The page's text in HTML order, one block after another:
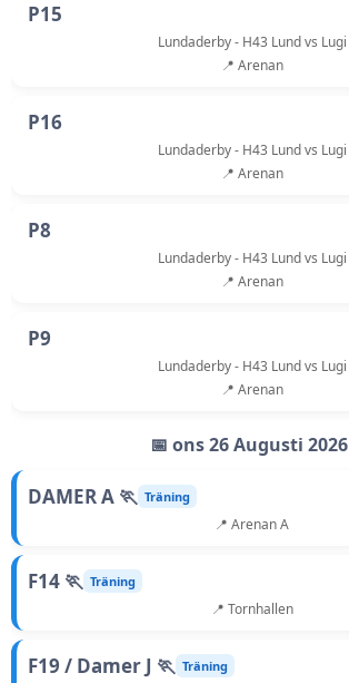
P15
Lundaderby - H43 Lund vs Lugi
📍 Arenan
P16
Lundaderby - H43 Lund vs Lugi
📍 Arenan
P8
Lundaderby - H43 Lund vs Lugi
📍 Arenan
P9
Lundaderby - H43 Lund vs Lugi
📍 Arenan
📅 ons 26 Augusti 2026
DAMER A 🏃 Träning
📍 Arenan A
F14 🏃 Träning
📍 Tornhallen
F19 / Damer J 🏃 Träning